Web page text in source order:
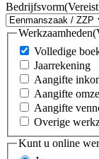
Bedrijfsvorm
Werkzaamheden
Volledige
Jaarrekening
Aangifte
Aangifte
Aangifte
Overige
Kunt u online